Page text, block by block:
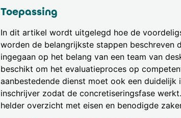
Toepassing
In dit artikel wordt uitgelegd hoe de
worden de belangrijkste stappen beschreven
ingegaan op het belang van een team van
beschikt om het evaluatieproces op
aanbestedende dienst moet ook een
inschrijver zodat de concretiseringsfase
helder overzicht met eisen en benodigde